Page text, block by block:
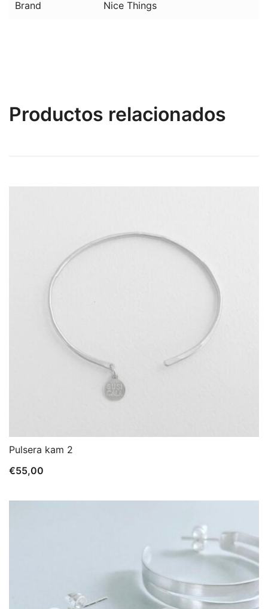
Brand Nice Things
Productos relacionados
Pulsera kam 2
€55,00